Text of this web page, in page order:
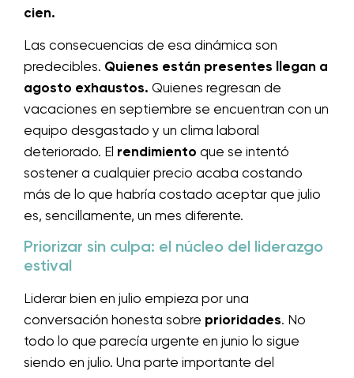
cien.
Las consecuencias de esa dinámica son
predecibles. Quienes están presentes llegan a
agosto exhaustos. Quienes regresan de
vacaciones en septiembre se encuentran con un
equipo desgastado y un clima laboral
deteriorado. El rendimiento que se intentó
sostener a cualquier precio acaba costando
más de lo que habría costado aceptar que julio
es, sencillamente, un mes diferente.
Priorizar sin culpa: el núcleo del liderazgo
estival
Liderar bien en julio empieza por una
conversación honesta sobre prioridades. No
todo lo que parecía urgente en junio lo sigue
siendo en julio. Una parte importante del